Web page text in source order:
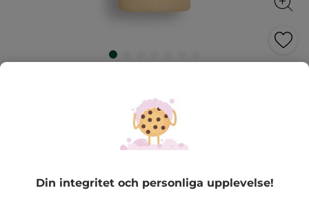
Âge Global
Ger lyster, förnyar och fyller ut
122 ml
★★★★★
★★★★★
av
5
549,00 Kr
Din integritet och personliga upplevelse!